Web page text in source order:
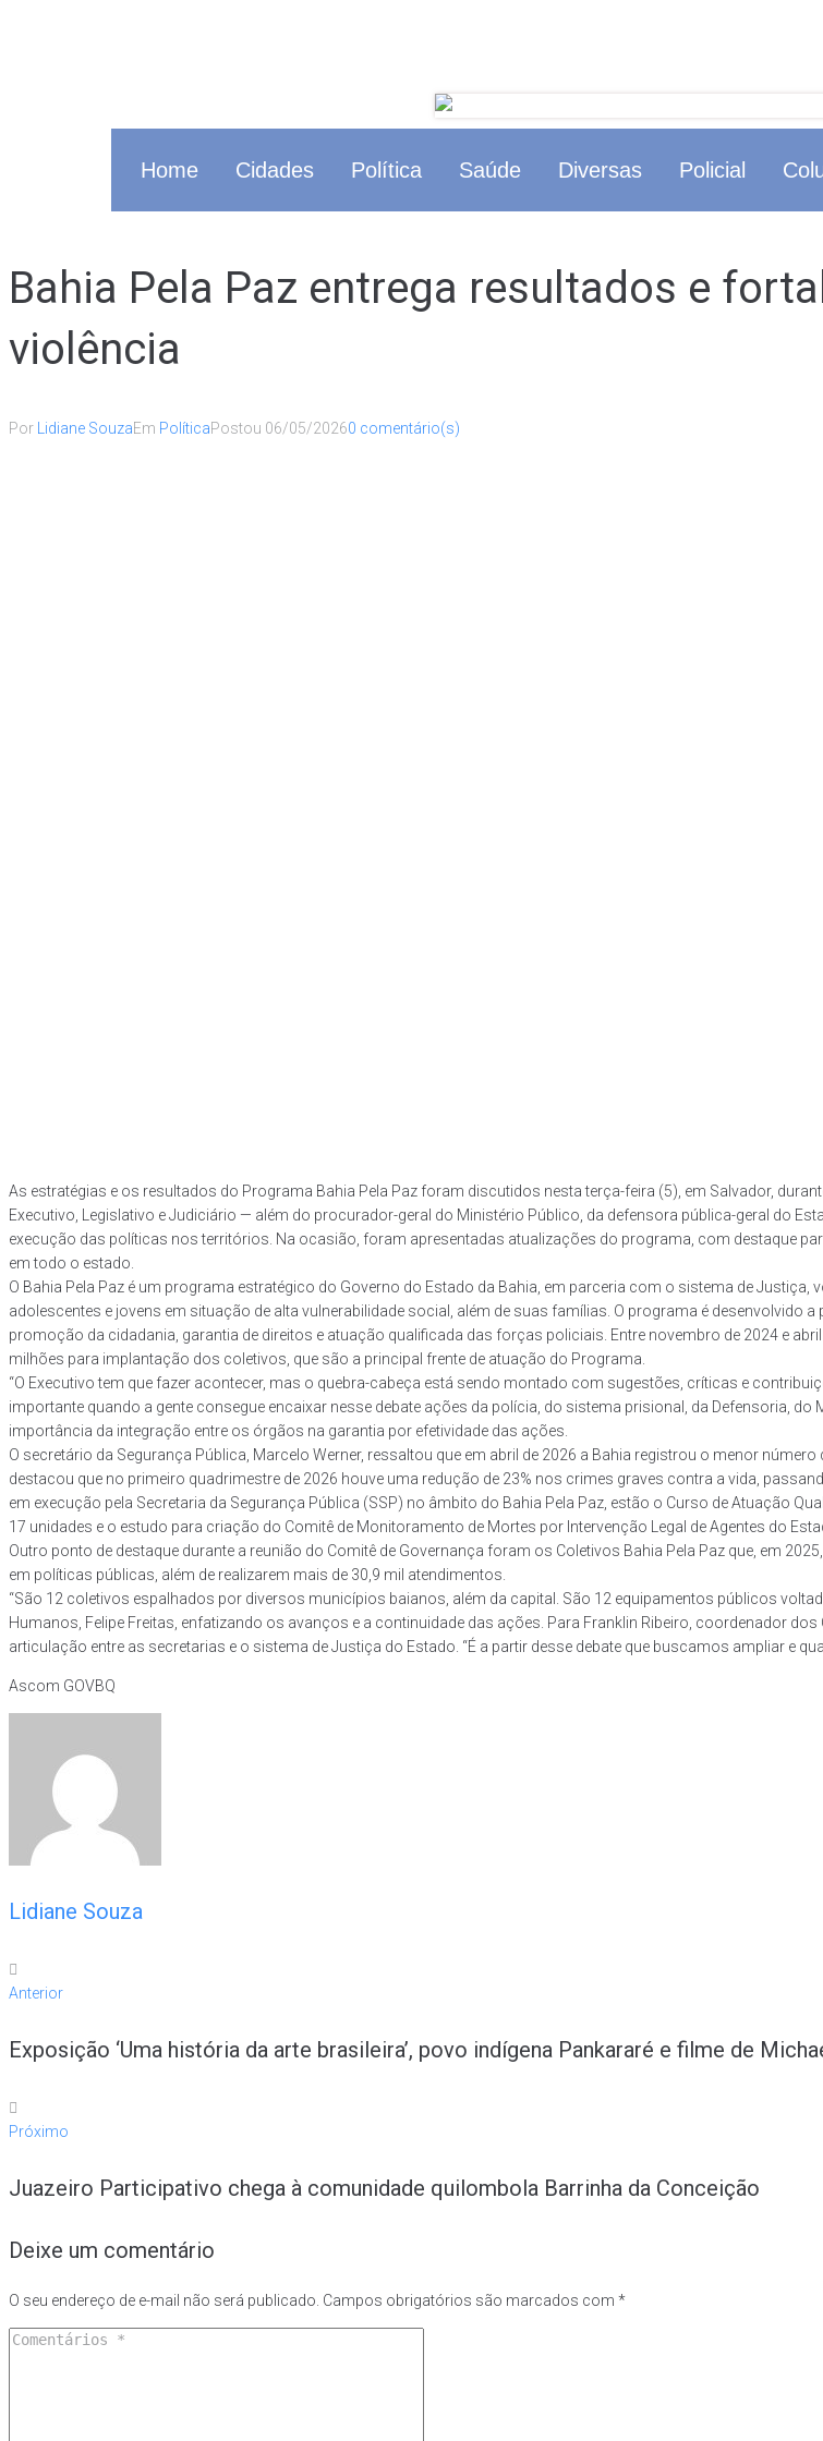
Home Cidades Política Saúde Diversas Policial
Bahia Pela Paz entrega resultados e
violência
Por Lidiane SouzaEm PolíticaPostou 06/05/20260 comentário(s)
As estratégias e os resultados do Programa Bahia Pela Paz foram discutidos nesta terça-feira (5), em Salvador,
Executivo, Legislativo e Judiciário — além do procurador-geral do Ministério Público, da defensora pública-geral do
execução das políticas nos territórios. Na ocasião, foram apresentadas atualizações do programa, com destaque
em todo o estado.
O Bahia Pela Paz é um programa estratégico do Governo do Estado da Bahia, em parceria com o sistema de
adolescentes e jovens em situação de alta vulnerabilidade social, além de suas famílias. O programa é desenvolvido
promoção da cidadania, garantia de direitos e atuação qualificada das forças policiais. Entre novembro de 2024 e
milhões para implantação dos coletivos, que são a principal frente de atuação do Programa.
“O Executivo tem que fazer acontecer, mas o quebra-cabeça está sendo montado com sugestões, críticas e
importante quando a gente consegue encaixar nesse debate ações da polícia, do sistema prisional, da Defensoria,
importância da integração entre os órgãos na garantia por efetividade das ações.
O secretário da Segurança Pública, Marcelo Werner, ressaltou que em abril de 2026 a Bahia registrou o menor
destacou que no primeiro quadrimestre de 2026 houve uma redução de 23% nos crimes graves contra a vida,
em execução pela Secretaria da Segurança Pública (SSP) no âmbito do Bahia Pela Paz, estão o Curso de Atuação
17 unidades e o estudo para criação do Comitê de Monitoramento de Mortes por Intervenção Legal de Agentes do
Outro ponto de destaque durante a reunião do Comitê de Governança foram os Coletivos Bahia Pela Paz que, em
em políticas públicas, além de realizarem mais de 30,9 mil atendimentos.
“São 12 coletivos espalhados por diversos municípios baianos, além da capital. São 12 equipamentos públicos
Humanos, Felipe Freitas, enfatizando os avanços e a continuidade das ações. Para Franklin Ribeiro, coordenador
articulação entre as secretarias e o sistema de Justiça do Estado. “É a partir desse debate que buscamos ampliar e
Ascom GOVBQ
Lidiane Souza
Anterior
Exposição ‘Uma história da arte brasileira’, povo indígena Pankararé e filme de
Próximo
Juazeiro Participativo chega à comunidade quilombola Barrinha da Conceição
Deixe um comentário
O seu endereço de e-mail não será publicado. Campos obrigatórios são marcados com *